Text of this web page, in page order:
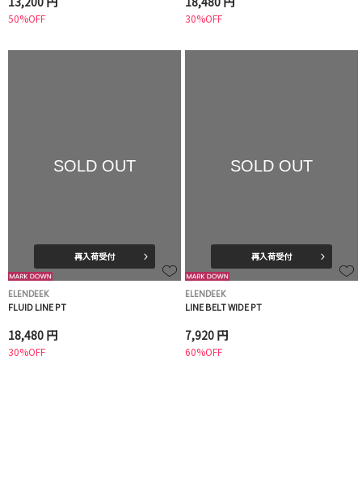
50%OFF 30%OFF
SOLD OUT
再入荷受付
ELENDEEK
FLUID LINE PT
18,480 円
30%OFF
SOLD OUT
再入荷受付
ELENDEEK
LINE BELT WIDE PT
7,920 円
60%OFF